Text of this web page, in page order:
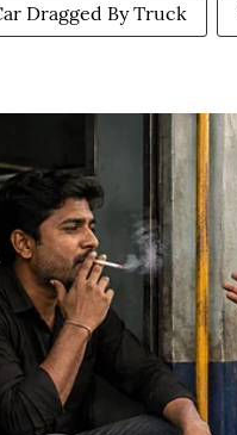
Dragged By Truck